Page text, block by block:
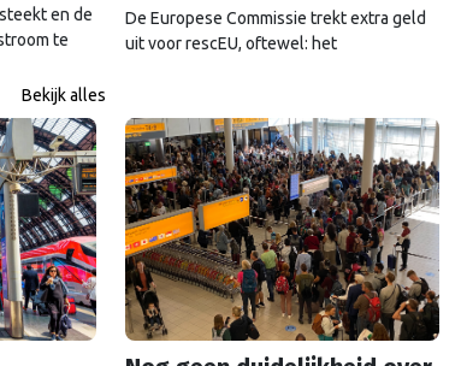
en de
te
De Europese Commissie trekt extra geld
uit voor rescEU, oftewel: het
Europese Rekenkamer.
Bekijk alles